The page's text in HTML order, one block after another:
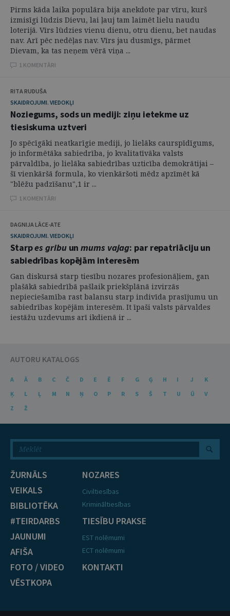
Pirms kāda laika populāra bija anekdote par vīru, kurš
izmisīgi lūdzis Dievu, lai ļauj tam laimēt lielu naudu
loterijā. Vīrs lūdzies vienu dienu, otru dienu, bet naudas
nav. Arī pēc nedēļas nav. Vīrs jau dusmīgs, pārmet
Dievam, ka tas neņem vērā viņa ...
1 KOMENTĀRI
RITA RUDUŠA
SKAIDROJUMI. VIEDOKĻI
Noziegums, sods un mediji: ziņu ietekme uz
tiesiskuma uztveri
Jo spēcīgāki neatkarīgie mediji, jo lielāks caurspīdīgums,
jo informētāka sabiedrība, jo kvalitatīvāka valsts
pārvaldība, jo lielāka sabiedrības uzticība demokrātijai –
šī vienkāršā formula, ko vienkāršoti mēdz apzīmēt kā
"blēžu padzīšanu",1 ir ...
1 KOMENTĀRI
DAGNIJA LĀCE-ATE
SKAIDROJUMI. VIEDOKĻI
Starpes gribuunmums vajag: par repatriāciju un
sabiedrības kopējām interesēm
Gan diskursā starp tiesību nozares profesionāļiem, gan
plašākā sabiedrībā pašlaik priekšplānā izvirzās
nepieciešamība rast balansu starp indivīda prasījumu un
sabiedrības kopējām interesēm. It īpaši valsts pārvaldes
iestāžu uzdevums arī ikdienā ir ...
AUTORU KATALOGS
A Ā B C Č D E Ē F G Ģ H I J
K
Ķ
L Ļ M N Ņ O P R S Š T U Ū
V
Z
Ž
ŽURNĀLS
VEIKALS
BIBLIOTĒKA
#TEIRDARBS
JAUNUMI
AFIŠA
FOTO / VIDEO
VĒSTKOPA
NOZARES
Civiltiesības
Krimināltiesības
TIESĪBU PRAKSE
EST nolēmumi
ECT nolēmumi
KONTAKTI